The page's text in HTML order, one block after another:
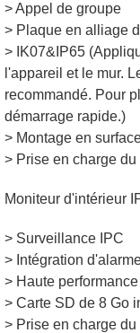
> Appel de groupe
> Plaque en alliage
> IK07&IP65
l'appareil et le mur.
recommandé. Pour
démarrage rapide.)
> Montage en
> Prise en charge du
Moniteur d'intérieur
> Surveillance IPC
> Intégration
> Haute performance
> Carte SD de 8 Go
> Prise en charge du